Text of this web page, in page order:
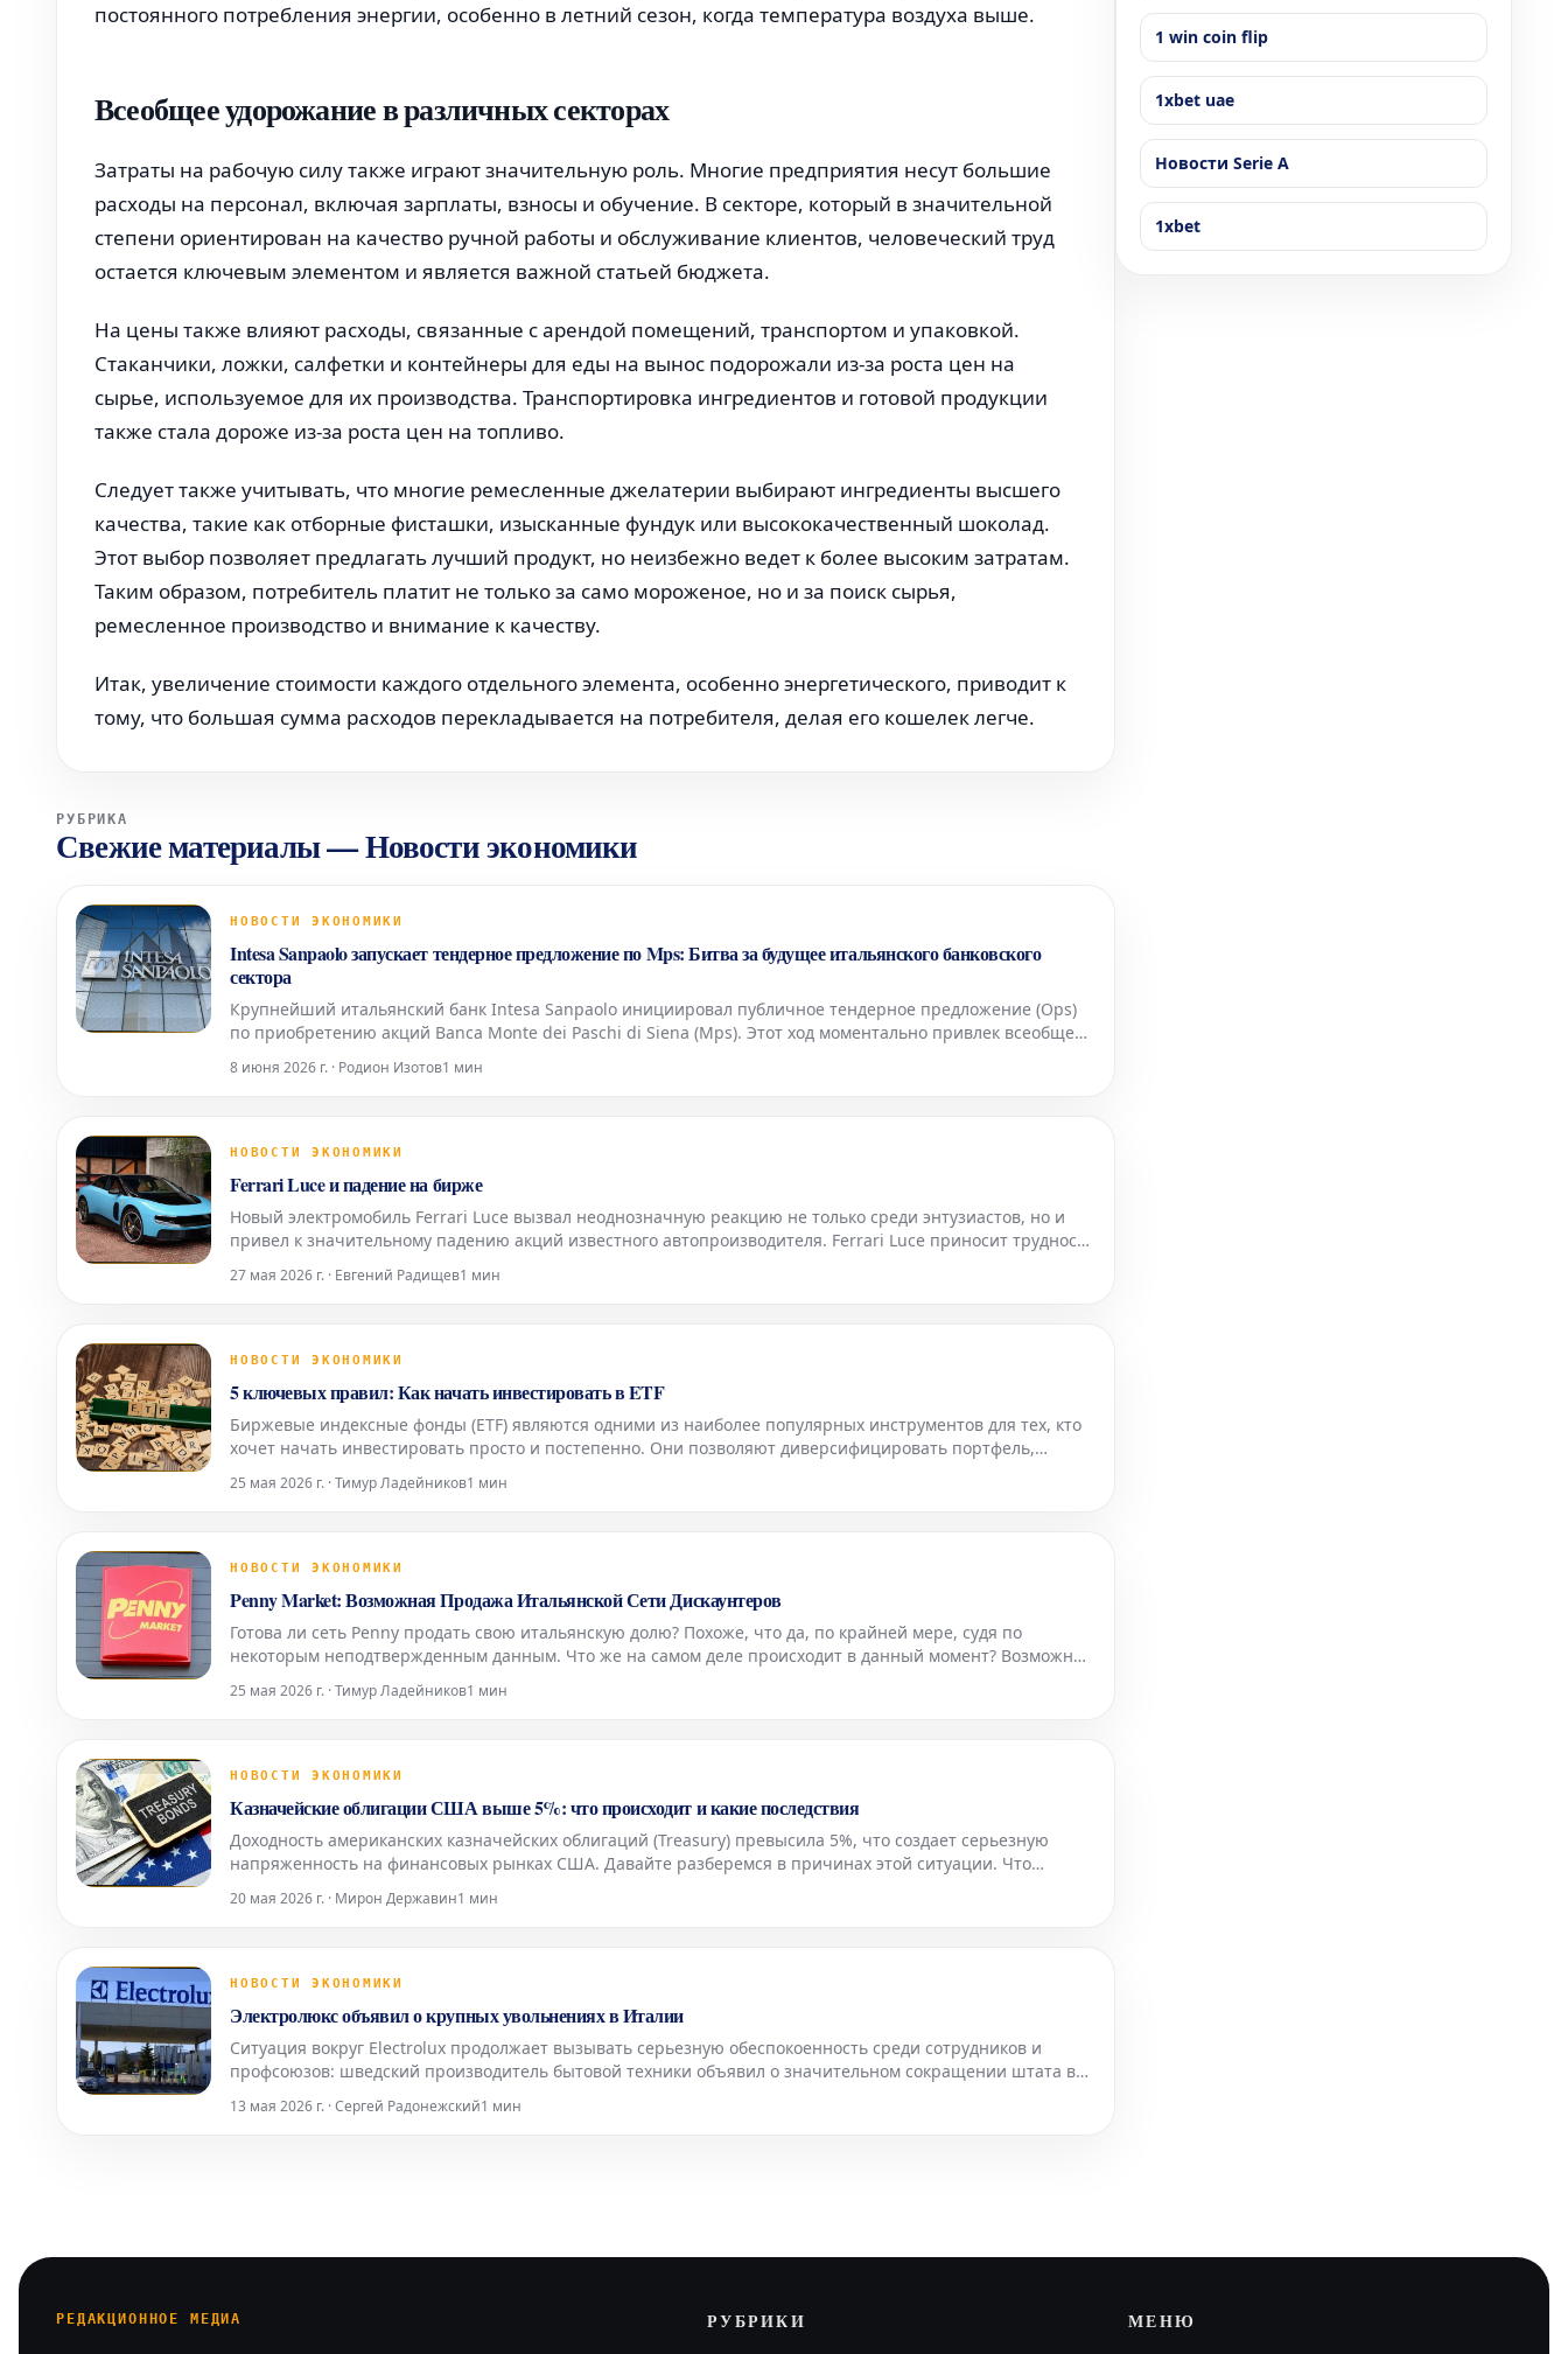
постоянного потребления энергии, особенно в летний сезон, когда температура воздуха выше.
Всеобщее удорожание в различных секторах
Затраты на рабочую силу также играют значительную роль. Многие предприятия несут большие
расходы на персонал, включая зарплаты, взносы и обучение. В секторе, который в значительной
степени ориентирован на качество ручной работы и обслуживание клиентов, человеческий труд
остается ключевым элементом и является важной статьей бюджета.
На цены также влияют расходы, связанные с арендой помещений, транспортом и упаковкой.
Стаканчики, ложки, салфетки и контейнеры для еды на вынос подорожали из-за роста цен на
сырье, используемое для их производства. Транспортировка ингредиентов и готовой продукции
также стала дороже из-за роста цен на топливо.
Следует также учитывать, что многие ремесленные джелатерии выбирают ингредиенты высшего
качества, такие как отборные фисташки, изысканные фундук или высококачественный шоколад.
Этот выбор позволяет предлагать лучший продукт, но неизбежно ведет к более высоким затратам.
Таким образом, потребитель платит не только за само мороженое, но и за поиск сырья,
ремесленное производство и внимание к качеству.
Итак, увеличение стоимости каждого отдельного элемента, особенно энергетического, приводит к
тому, что большая сумма расходов перекладывается на потребителя, делая его кошелек легче.
РУБРИКА
Свежие материалы—Новости экономики
НОВОСТИ ЭКОНОМИКИ
Intesa Sanpaolo запускает тендерное предложение по Mps: Битва за будущее итальянского банковского
сектора
Крупнейший итальянский банк Intesa Sanpaolo инициировал публичное тендерное предложение (Ops)
по приобретению акций Banca Monte dei Paschi di Siena (Mps). Этот ход моментально привлек всеобщее
банковского
8 июня 2026 г. · Родион Изотов1 мин
НОВОСТИ ЭКОНОМИКИ
Ferrari Luce и падение на бирже
Новый электромобиль Ferrari Luce вызвал неоднозначную реакцию не только среди энтузиастов, но и
привел к значительному падению акций известного автопроизводителя. Ferrari Luce приносит трудности
на биржу Презентация нового электрического Ferrari, получившего название Ferrari Luce, долж
27 мая 2026 г. · Евгений Радищев1 мин
НОВОСТИ ЭКОНОМИКИ
5 ключевых правил: Как начать инвестировать в ETF
Биржевые индексные фонды (ETF) являются одними из наиболее популярных инструментов для тех, кто
хочет начать инвестировать просто и постепенно. Они позволяют диверсифицировать портфель,
снизить издержки и легко получить доступ к финансовым рынкам даже с небольшим капиталом. Однако
для достижени
25 мая 2026 г. · Тимур Ладейников1 мин
НОВОСТИ ЭКОНОМИКИ
Penny Market: Возможная Продажа Итальянской Сети Дискаунтеров
Готова ли сеть Penny продать свою итальянскую долю? Похоже, что да, по крайней мере, судя по
некоторым неподтвержденным данным. Что же на самом деле происходит в данный момент? Возможные
изменения для Penny Итальянский рынок розничной торговли может вскоре столкнуться с очередными
25 мая 2026 г. · Тимур Ладейников1 мин
НОВОСТИ ЭКОНОМИКИ
Казначейские облигации США выше 5%: что происходит и какие последствия
Доходность американских казначейских облигаций (Treasury) превысила 5%, что создает серьезную
напряженность на финансовых рынках США. Давайте разберемся в причинах этой ситуации. Что
Treasury выше
20 мая 2026 г. · Мирон Державин1 мин
НОВОСТИ ЭКОНОМИКИ
Электролюкс объявил о крупных увольнениях в Италии
Ситуация вокруг Electrolux продолжает вызывать серьезную обеспокоенность среди сотрудников и
профсоюзов: шведский производитель бытовой техники объявил о значительном сокращении штата в
Италии. Что стало причиной решения Electrolux Группа Electrolux представила план реорганизации, кот
13 мая 2026 г. · Сергей Радонежский1 мин
1 win coin flip
1xbet uae
Новости Serie A
1xbet
РЕДАКЦИОННОЕ МЕДИА РУБРИКИ МЕНЮ